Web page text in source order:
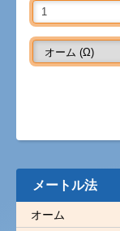
メートル法
オーム